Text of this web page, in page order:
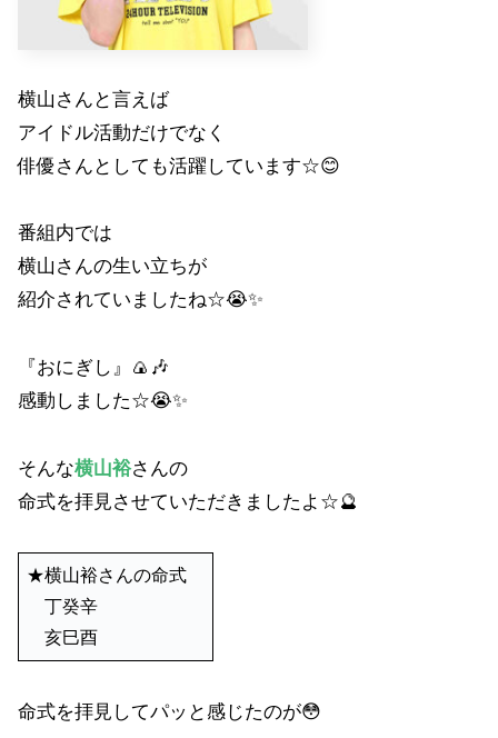
横山さんと言えば
アイドル活動だけでなく
俳優さんとしても活躍しています☆😊
番組内では
横山さんの生い立ちが
紹介されていましたね☆😭✨
『おにぎし』🍙🎶
感動しました☆😭✨
そんな横山裕さんの
命式を拝見させていただきましたよ☆🔮
★横山裕さんの命式
丁癸辛
亥巳酉
命式を拝見してパッと感じたのが😳